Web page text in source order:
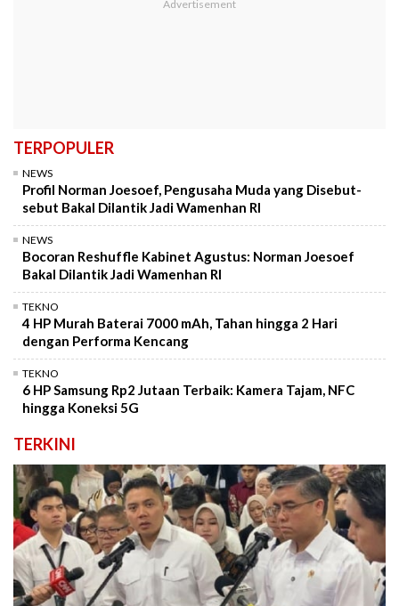
TERPOPULER
NEWS
Profil Norman Joesoef, Pengusaha Muda yang Disebut-
sebut Bakal Dilantik Jadi Wamenhan RI
NEWS
Bocoran Reshuffle Kabinet Agustus: Norman Joesoef
Bakal Dilantik Jadi Wamenhan RI
TEKNO
4 HP Murah Baterai 7000 mAh, Tahan hingga 2 Hari
dengan Performa Kencang
TEKNO
6 HP Samsung Rp2 Jutaan Terbaik: Kamera Tajam, NFC
hingga Koneksi 5G
TERKINI